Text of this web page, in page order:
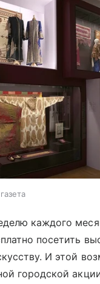
каждого
посетить
И этой
городской